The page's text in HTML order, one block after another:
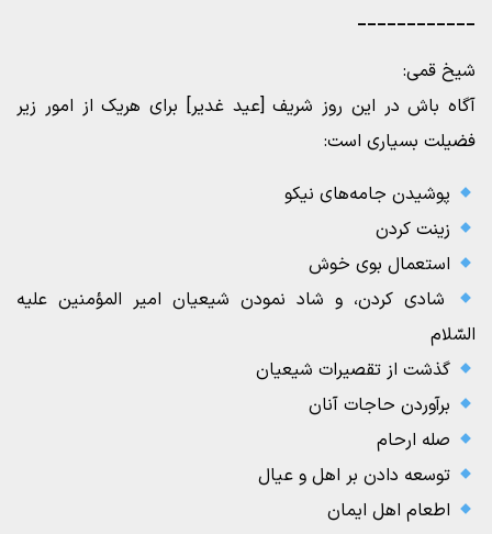
____________
شیخ قمی:
آگاه باش در این روز شریف [عید غدیر] براى هریک از امور زیر
فضیلت بسیارى است:
پوشیدن جامه‌‏هاى نیکو
زینت‏ کردن
استعمال بوى خوش
شادى کردن، و شاد نمودن شیعیان امیر المؤمنین علیه
السّلام
گذشت از تقصیرات شیعیان
برآوردن‏ حاجات آنان
صله ارحام
توسعه دادن بر اهل و عیال
اطعام اهل ایمان